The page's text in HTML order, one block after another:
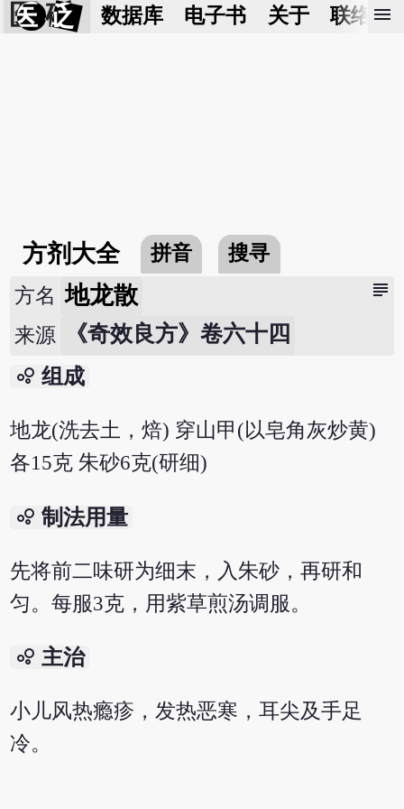
医 砭 数据库 电子书 关于 联络我
menu
方剂大全 拼音 搜寻
subject
方名 地龙散
来源 《奇效良方》卷六十四
bubble_chart 组成
地龙(洗去土，焙) 穿山甲(以皂角灰炒黄)
各15克 朱砂6克(研细)
bubble_chart 制法用量
先将前二味研为细末，入朱砂，再研和
匀。每服3克，用紫草煎汤调服。
bubble_chart 主治
小儿风热瘾疹，发热恶寒，耳尖及手足
冷。